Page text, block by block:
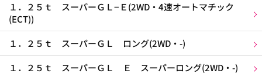
１．２５ｔ スーパーＧＬ−Ｅ(2WD・4速オートマチック
(ECT))
１．２５ｔ スーパーＧＬ ロング(2WD・-)
１．２５ｔ スーパーＧＬ Ｅ スーパーロング(2WD・-)